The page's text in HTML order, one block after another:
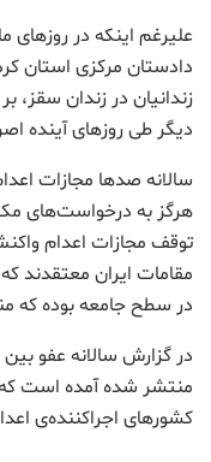
علیرغم اینکه در روزهای
دادستان مرکزی استان
زندانیان در زندان سقز،
دیگر طی روزهای آینده
سالانه صدها مجازات
هرگز به درخواست‌های
توقف مجازات اعدام
مقامات ایران معتقدند
در سطح جامعه بوده که
کشورهای اجراکننده‌ی